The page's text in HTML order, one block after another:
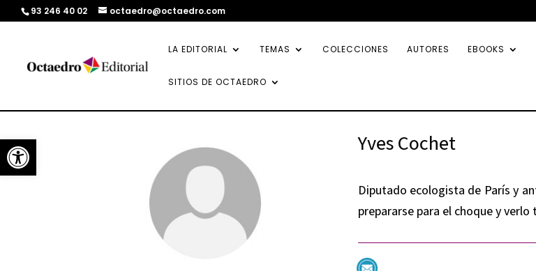
Abrir barra de herramientas
93 246 40 02 octaedro@octaedro.com
LA EDITORIAL TEMAS COLECCIONES AUTORES EBOOKS
SITIOS DE OCTAEDRO
Yves Cochet
Diputado ecologista de París y
prepararse para el choque y verlo